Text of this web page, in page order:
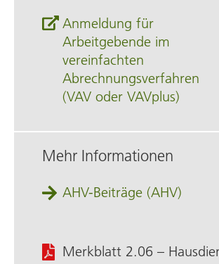
Anmeldung für
Arbeitgebende im
vereinfachten
Abrechnungsverfahren
(VAV oder VAVplus)
Mehr Informationen
AHV-Beiträge (AHV)
Merkblatt 2.06 –